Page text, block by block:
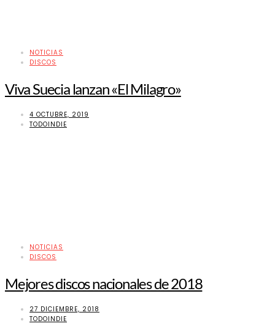
NOTICIAS
DISCOS
Viva Suecia lanzan «El Milagro»
4 OCTUBRE, 2019
TODOINDIE
NOTICIAS
DISCOS
Mejores discos nacionales de 2018
27 DICIEMBRE, 2018
TODOINDIE